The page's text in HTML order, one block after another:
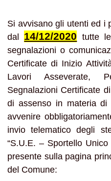
Si avvisano gli utenti ed i
dal 14/12/2020 tutte
segnalazioni o
Certificate di Inizio
Lavori Asseverate,
Segnalazioni Certificate
di assenso in materia di
avvenire
invio telematico degli
“S.U.E. – Sportello
presente sulla pagina
del Comune: